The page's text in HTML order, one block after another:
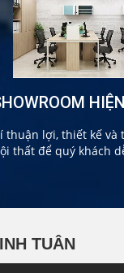
thuận lợi, thiết kế và
thất để quý khách
TUÂN